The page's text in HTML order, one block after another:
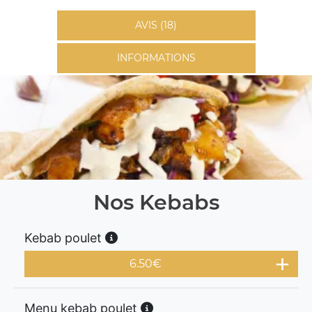
AVIS (18)
INFORMATIONS
Nos Kebabs
Kebab poulet
6.50€
Menu kebab poulet